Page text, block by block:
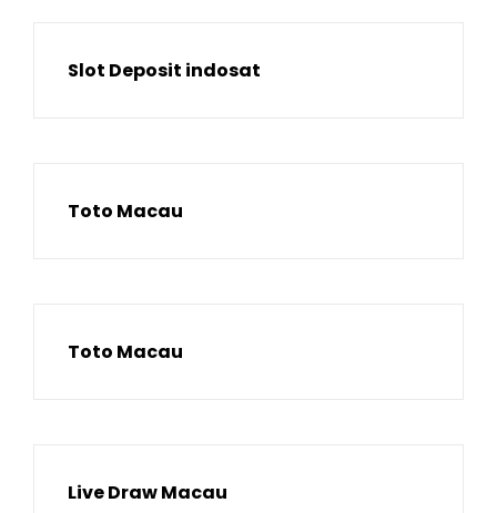
Slot Deposit indosat
Toto Macau
Toto Macau
Live Draw Macau